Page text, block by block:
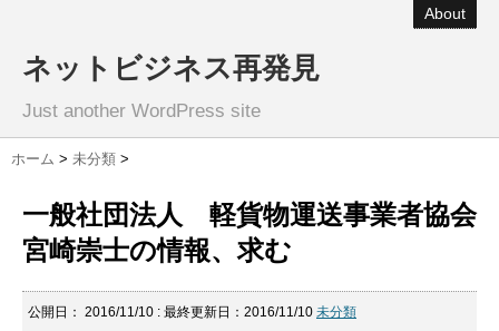
About
ネットビジネス再発見
Just another WordPress site
ホーム > 未分類 >
一般社団法人 軽貨物運送事業者協会
宮崎崇士の情報、求む
公開日： 2016/11/10 : 最終更新日：2016/11/10 未分類